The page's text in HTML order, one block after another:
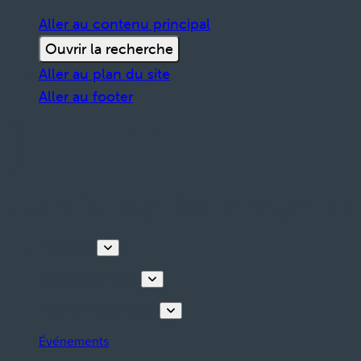
Aller au contenu principal
Ouvrir la recherche
Aller au plan du site
Aller au footer
Événements